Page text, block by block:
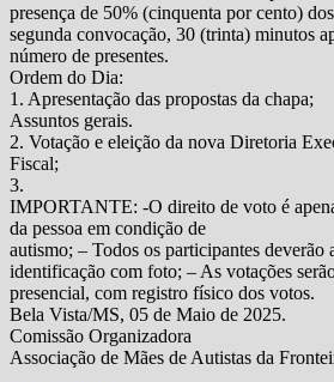
presença de 50% (cinquenta por cento)
segunda convocação, 30 (trinta) minutos
número de presentes.
Ordem do Dia:
1. Apresentação das propostas da chapa;
Assuntos gerais.
2. Votação e eleição da nova Diretoria
Fiscal;
3.
IMPORTANTE: -O direito de voto é
da pessoa em condição de
autismo; – Todos os participantes deverão
identificação com foto; – As votações
presencial, com registro físico dos votos.
Bela Vista/MS, 05 de Maio de 2025.
Comissão Organizadora
Associação de Mães de Autistas da